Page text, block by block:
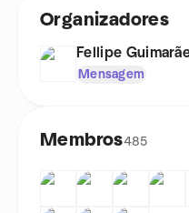
Organizadores
Fellipe
Mensagem
Membros485